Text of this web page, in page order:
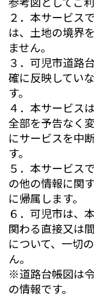
２．本サービス
は、土地の境界
ません。
３．可児市道路
確に反映してい
す。
４．本サービス
全部を予告なく
にサービスを中
す。
５．本サービス
の他の情報に関
に帰属します。
６．可児市は、
関わる直接又は
について、一切
ん。
※道路台帳図は
の情報です。